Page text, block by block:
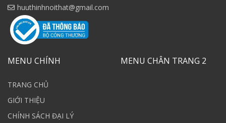
huuthinhnoithat@gmail.com
MENU CHÍNH
TRANG CHỦ
GIỚI THIỆU
CHÍNH SÁCH ĐẠI LÝ
MENU CHÂN TRANG 2